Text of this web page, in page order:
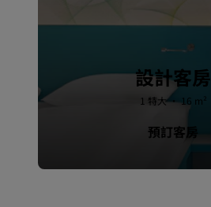
設計客房
1 特大 · 16 m²
預訂客房